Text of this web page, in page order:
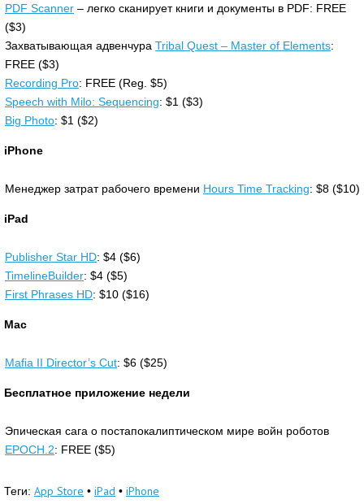
PDF Scanner – легко сканирует книги и документы в PDF: FREE
($3)
Захватывающая адвенчура Tribal Quest – Master of Elements:
FREE ($3)
Recording Pro: FREE (Reg. $5)
Speech with Milo: Sequencing: $1 ($3)
Big Photo: $1 ($2)
iPhone
Менеджер затрат рабочего времени Hours Time Tracking: $8 ($10)
iPad
Publisher Star HD: $4 ($6)
TimelineBuilder: $4 ($5)
First Phrases HD: $10 ($16)
Mac
Mafia II Director’s Cut: $6 ($25)
Бесплатное приложение недели
Эпическая сага о постапокалиптическом мире войн роботов
EPOCH.2: FREE ($5)
Теги: App Store • iPad • iPhone